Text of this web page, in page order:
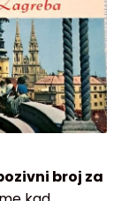
broj za